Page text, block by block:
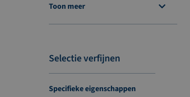
Toon meer
Selectie verfijnen
Specifieke eigenschappen